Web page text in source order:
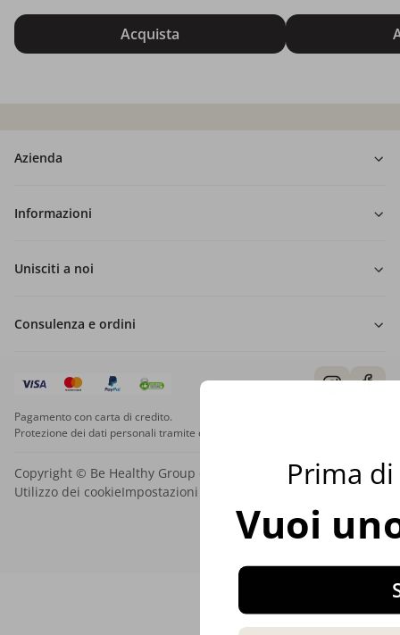
Acquista
Azienda
Informazioni
Unisciti a noi
Consulenza e ordini
Pagamento con carta di credito.
Protezione dei dati personali tramite crittografia SSL.
Copyright © Be Healthy Group d.o.o. 2012 - 2026
Utilizzo dei cookieImpostazioni dei cookie Prima
Vuoi